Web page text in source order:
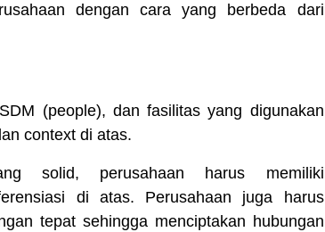
dengan cara yang berbeda dari
(people), dan fasilitas yang digunakan
context di atas.
solid, perusahaan harus memiliki
di atas. Perusahaan juga harus
tepat sehingga menciptakan hubungan